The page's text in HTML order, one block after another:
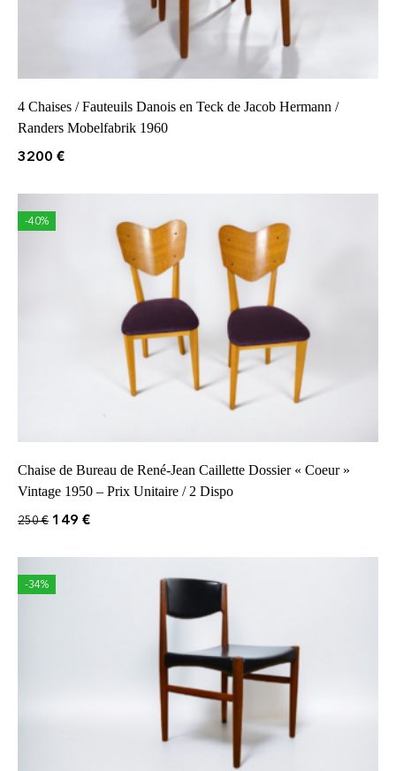
4 Chaises / Fauteuils Danois en Teck de Jacob Hermann /
Randers Mobelfabrik 1960
3200 €
-40%
Chaise de Bureau de René-Jean Caillette Dossier « Coeur »
Vintage 1950 – Prix Unitaire / 2 Dispo
250€ 149 €
-34%